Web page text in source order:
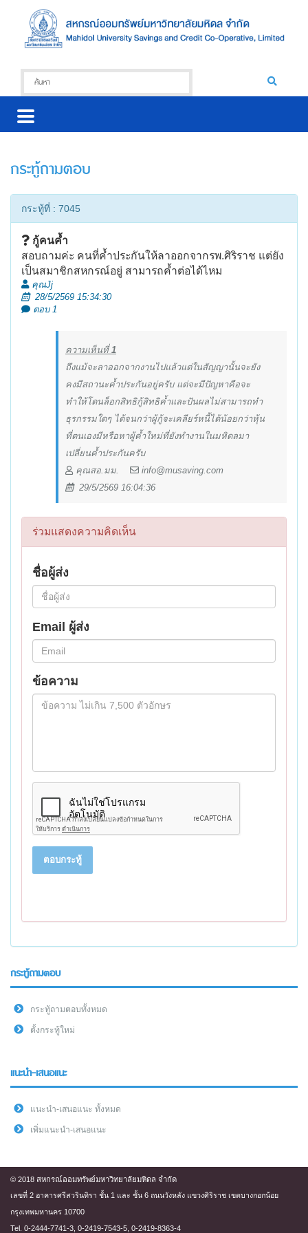
กระทู้ถามตอบ
กระทู้ที่ : 7045
กู้คนค้ำ
สอบถามค่ะ คนที่ค้ำประกันให้ลาออกจากรพ.ศิริราช แต่ยัง
เป็นสมาชิกสหกรณ์อยู่ สามารถค้ำต่อได้ไหม
คุณJj
28/5/2569 15:34:30
ตอบ 1
ความเห็นที่1
ถึงแม้จะลาออกจากงานไปแล้วแต่ในสัญญานั้นจะยัง
คงมีสถานะค้ำประกันอยู่ครับ แต่จะมีปัญหาคือจะ
ทำให้โดนล็อกสิทธิกู้สิทธิค้ำและปันผลไม่สามารถทำ
ธุรกรรมใดๆ ได้จนกว่าผู้กู้จะเคลียร์หนี้ได้น้อยกว่าหุ้น
ที่ตนเองมีหรือหาผู้ค้ำใหม่ที่ยังทำงานในมหิดลมา
เปลี่ยนค้ำประกันครับ
คุณสอ.มม.
info@musaving.com
29/5/2569 16:04:36
ร่วมแสดงความคิดเห็น
ชื่อผู้ส่ง
Email ผู้ส่ง
ข้อความ
ตอบกระทู้
กระทู้ถามตอบ
กระทู้ถามตอบทั้งหมด
ตั้งกระทู้ใหม่
แนะนำ-เสนอแนะ
แนะนำ-เสนอแนะ ทั้งหมด
เพิ่มแนะนำ-เสนอแนะ
© 2018 สหกรณ์ออมทรัพย์มหาวิทยาลัยมหิดล จำกัด
เลขที่ 2 อาคารศรีสวรินทิรา ชั้น 1 และ ชั้น 6 ถนนวังหลัง แขวงศิริราช เขตบางกอกน้อย
กรุงเทพมหานคร 10700
Tel. 0-2444-7741-3, 0-2419-7543-5, 0-2419-8363-4